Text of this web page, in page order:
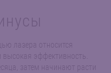
лазера относится
эффективность.
затем начинают расти